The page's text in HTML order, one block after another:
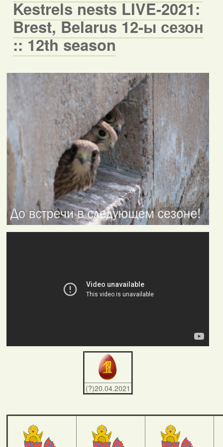
Kestrels nests LIVE-2021:
Brest, Belarus 12-ы сезон
:: 12th season
(?)20.04.2021